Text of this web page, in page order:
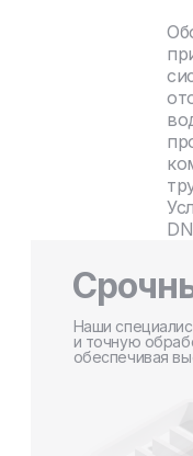
Наши
и точную
обеспечивая